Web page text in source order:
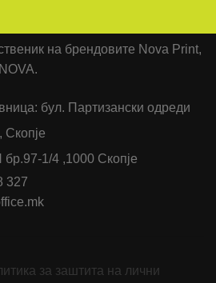
на брендовите Nova Print,
бул. Партизански одреди
Скопје
1/4 ,1000 Скопје
327
за заштита на лични